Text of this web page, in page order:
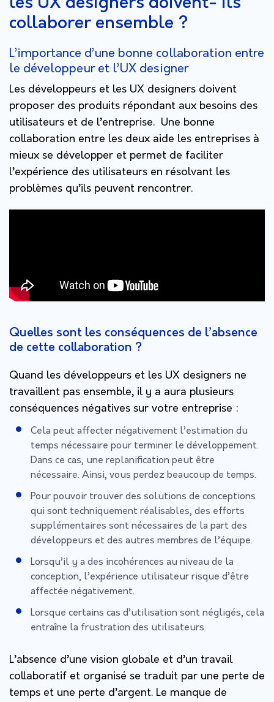
collaborer ensemble ?
L’importance d’une bonne collaboration entre
le développeur et l’UX designer
Les développeurs et les UX designers doivent
proposer des produits répondant aux besoins des
utilisateurs et de l’entreprise. Une bonne
collaboration entre les deux aide les entreprises à
mieux se développer et permet de faciliter
l’expérience des utilisateurs en résolvant les
problèmes qu’ils peuvent rencontrer.
Quelles sont les conséquences de l’absence
de cette collaboration ?
Quand les développeurs et les UX designers ne
travaillent pas ensemble, il y a aura plusieurs
conséquences négatives sur votre entreprise :
Cela peut affecter négativement l’estimation du
temps nécessaire pour terminer le développement.
Dans ce cas, une replanification peut être
nécessaire. Ainsi, vous perdez beaucoup de temps.
Pour pouvoir trouver des solutions de conceptions
qui sont techniquement réalisables, des efforts
supplémentaires sont nécessaires de la part des
développeurs et des autres membres de l’équipe.
Lorsqu’il y a des incohérences au niveau de la
conception, l’expérience utilisateur risque d’être
affectée négativement.
Lorsque certains cas d’utilisation sont négligés, cela
entraîne la frustration des utilisateurs.
L’absence d’une vision globale et d’un travail
collaboratif et organisé se traduit par une perte de
temps et une perte d’argent. Le manque de